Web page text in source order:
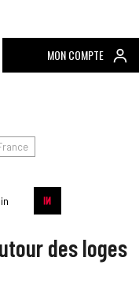
MON COMPTE
des loges